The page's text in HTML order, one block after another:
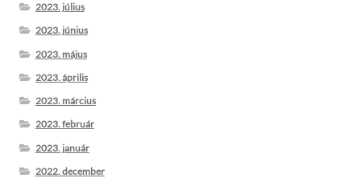
2023. július
2023. június
2023. május
2023. április
2023. március
2023. február
2023. január
2022. december